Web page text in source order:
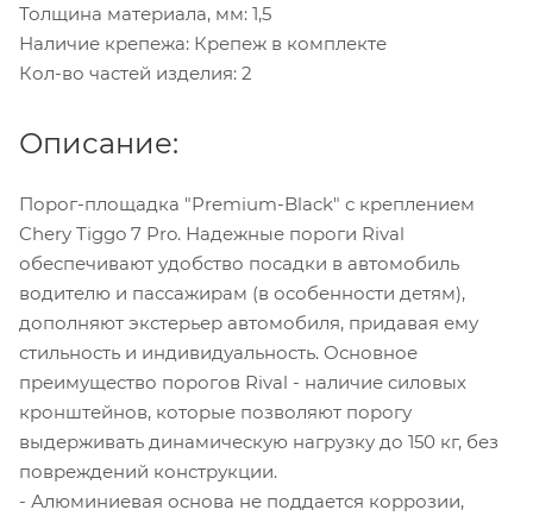
Толщина материала, мм: 1,5
Наличие крепежа: Крепеж в комплекте
Кол-во частей изделия: 2
Описание:
Порог-площадка "Premium-Black" с креплением
Chery Tiggo 7 Pro. Надежные пороги Rival
обеспечивают удобство посадки в автомобиль
водителю и пассажирам (в особенности детям),
дополняют экстерьер автомобиля, придавая ему
стильность и индивидуальность. Основное
преимущество порогов Rival - наличие силовых
кронштейнов, которые позволяют порогу
выдерживать динамическую нагрузку до 150 кг, без
повреждений конструкции.
- Алюминиевая основа не поддается коррозии,